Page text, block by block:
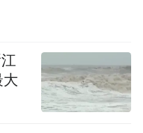
编码等信息参数
大